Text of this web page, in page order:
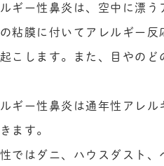
ギー性鼻炎は、空中に漂
粘膜に付いてアレルギー
こします。また、目やのど
ギー性鼻炎は通年性アレ
ます。
ではダニ、ハウスダスト、